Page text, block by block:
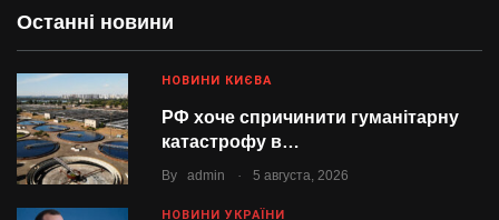
Останні новини
НОВИНИ КИЄВА
РФ хоче спричинити гуманітарну
катастрофу в…
By admin 5 августа, 2026
НОВИНИ УКРАЇНИ